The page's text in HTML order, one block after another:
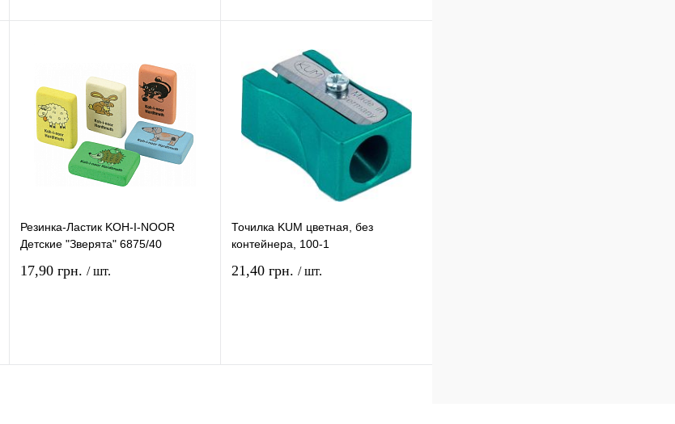
наличии
В избранное
наличии
Резинка-Ластик KOH-I-NOOR
Детские "Зверята" 6875/40
17,90 грн. / шт.
Точилка KUM цветная, без
контейнера, 100-1
21,40 грн. / шт.